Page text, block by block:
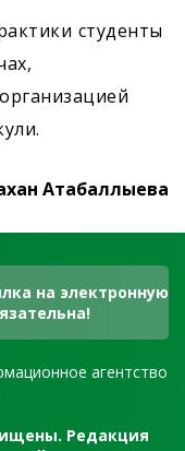
студенты
Атабаллыева
на электронную
агентство
Редакция